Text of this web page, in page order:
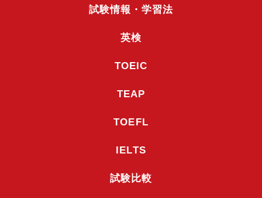
試験情報・学習法
英検
TOEIC
TEAP
TOEFL
IELTS
試験比較